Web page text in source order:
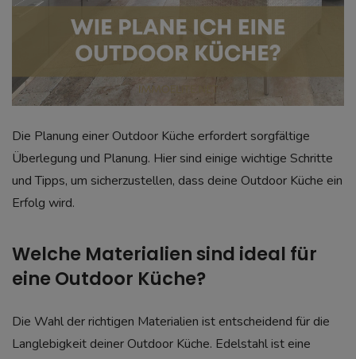
Die Planung einer Outdoor Küche erfordert sorgfältige
Überlegung und Planung. Hier sind einige wichtige Schritte
und Tipps, um sicherzustellen, dass deine Outdoor Küche ein
Erfolg wird.
Welche Materialien sind ideal für
eine Outdoor Küche?
Die Wahl der richtigen Materialien ist entscheidend für die
Langlebigkeit deiner Outdoor Küche. Edelstahl ist eine